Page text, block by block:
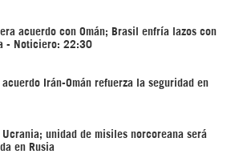
acuerdo con Omán; Brasil enfría lazos con
- Noticiero: 22:30
acuerdo Irán-Omán refuerza la seguridad en
Ucrania; unidad de misiles norcoreana será
en Rusia